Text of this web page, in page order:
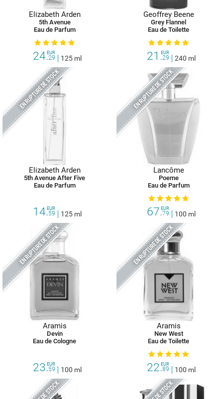
Elizabeth Arden
5th Avenue
Eau de Parfum
24.29
EUR
125 ml
Geoffrey Beene
Grey Flannel
Eau de Toilette
21.29
EUR
240 ml
EN RUPTURE DE STOCK
Elizabeth Arden
5th Avenue After Five
Eau de Parfum
14.59
EUR
125 ml
EN RUPTURE DE STOCK
Lancôme
Poeme
Eau de Parfum
67.79
EUR
100 ml
EN RUPTURE DE STOCK
Aramis
Devin
Eau de Cologne
23.59
EUR
100 ml
EN RUPTURE DE STOCK
Aramis
New West
Eau de Toilette
22.89
EUR
100 ml